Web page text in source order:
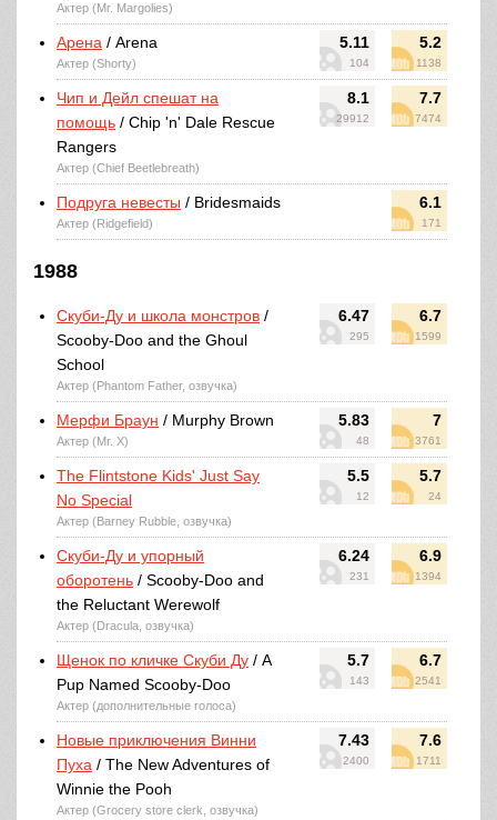
Актер (Mr. Margolies)
5.11
104
5.2
1138
Арена / Arena
Актер (Shorty)
8.1
29912
7.7
7474
Чип и Дейл спешат на
помощь / Chip 'n' Dale Rescue
Rangers
Актер (Chief Beetlebreath)
6.1
171
Подруга невесты / Bridesmaids
Актер (Ridgefield)
1988
6.47
295
6.7
1599
Скуби-Ду и школа монстров /
Scooby-Doo and the Ghoul
School
Актер (Phantom Father, озвучка)
5.83
48
7
3761
Мерфи Браун / Murphy Brown
Актер (Mr. X)
5.5
12
5.7
24
The Flintstone Kids' Just Say
No Special
Актер (Barney Rubble, озвучка)
6.24
231
6.9
1394
Скуби-Ду и упорный
оборотень / Scooby-Doo and
the Reluctant Werewolf
Актер (Dracula, озвучка)
5.7
143
6.7
2541
Щенок по кличке Скуби Ду / A
Pup Named Scooby-Doo
Актер (дополнительные голоса)
7.43
2400
7.6
1711
Новые приключения Винни
Пуха / The New Adventures of
Winnie the Pooh
Актер (Grocery store clerk, озвучка)